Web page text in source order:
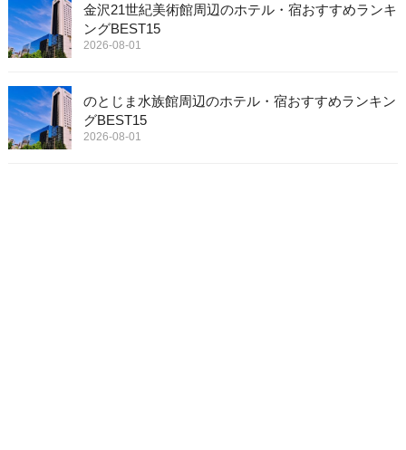
金沢21世紀美術館周辺のホテル・宿おすすめランキ
ングBEST15
2026-08-01
のとじま水族館周辺のホテル・宿おすすめランキン
グBEST15
2026-08-01